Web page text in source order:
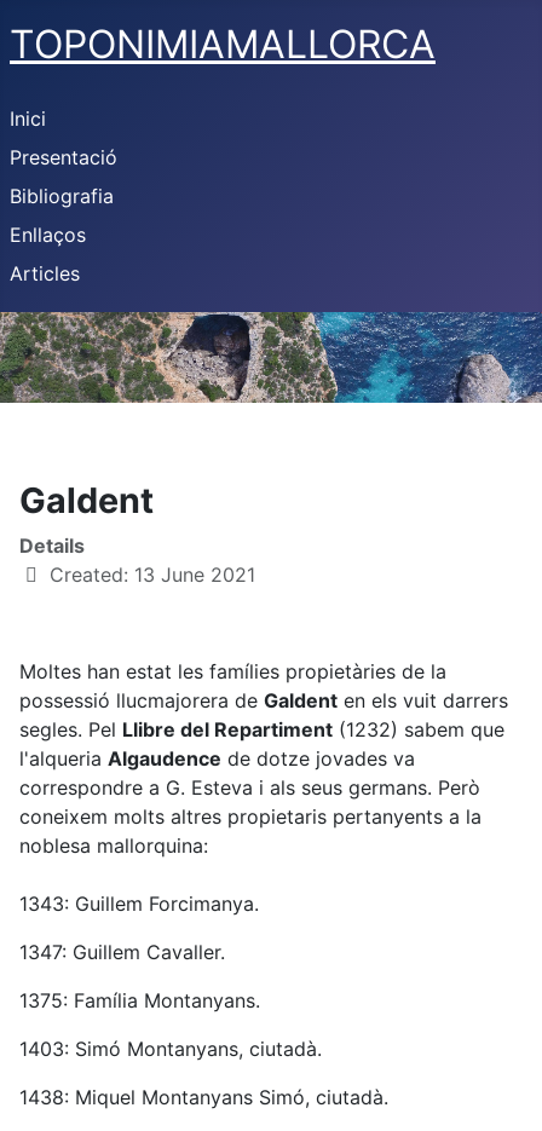
TOPONIMIAMALLORCA
Inici
Presentació
Bibliografia
Enllaços
Articles
Galdent
Details
Created: 13 June 2021
Moltes han estat les famílies propietàries de la
possessió llucmajorera de Galdent en els vuit darrers
segles. Pel Llibre del Repartiment (1232) sabem que
l'alqueria Algaudence de dotze jovades va
correspondre a G. Esteva i als seus germans. Però
coneixem molts altres propietaris pertanyents a la
noblesa mallorquina:
1343: Guillem Forcimanya.
1347: Guillem Cavaller.
1375: Família Montanyans.
1403: Simó Montanyans, ciutadà.
1438: Miquel Montanyans Simó, ciutadà.